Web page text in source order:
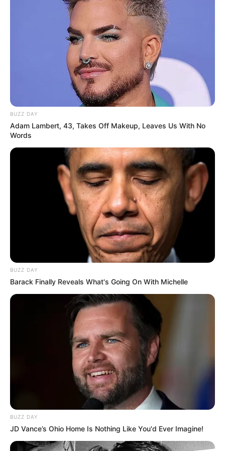
BUZZ DAY
Adam Lambert, 43, Takes Off Makeup, Leaves Us With No
Words
BUZZ DAY
Barack Finally Reveals What's Going On With Michelle
BUZZ DAY
JD Vance’s Ohio Home Is Nothing Like You'd Ever Imagine!